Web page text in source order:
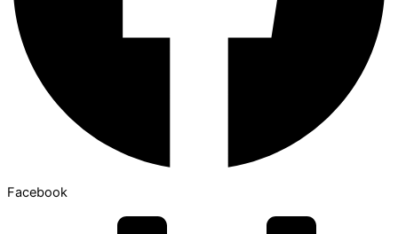
Facebook